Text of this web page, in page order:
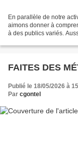
En parallèle de notre
aimons donner à
à des publics variés.
FAITES DES
Publié le 18/05/2026 à
Par cgontel